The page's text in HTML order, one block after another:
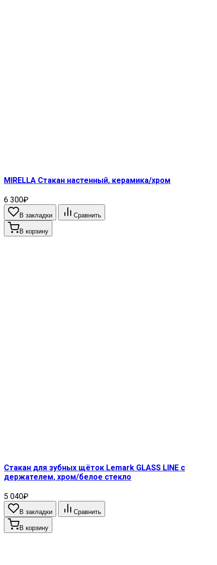
MIRELLA Cтакан настенный, керамика/хром
6 300₽
В закладки Сравнить
В корзину
Стакан для зубных щёток Lemark GLASS LINE с
держателем, хром/белое стекло
5 040₽
В закладки Сравнить
В корзину